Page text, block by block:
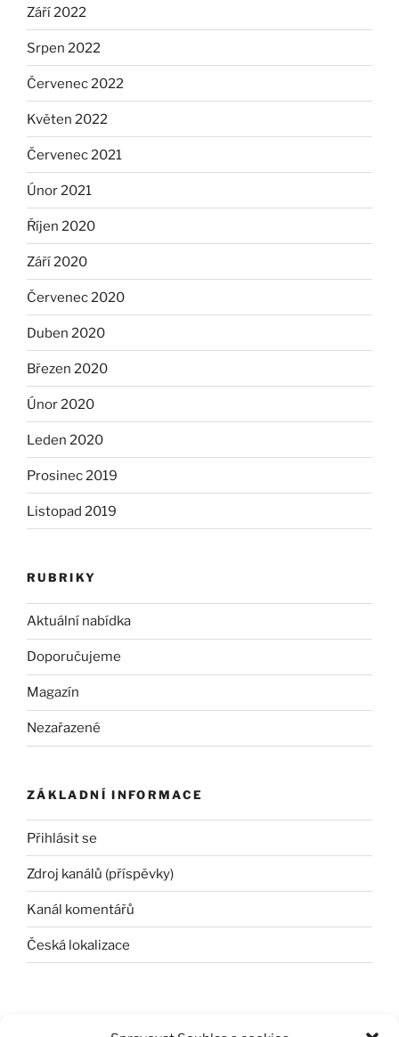
Září 2022
Srpen 2022
Červenec 2022
Květen 2022
Červenec 2021
Únor 2021
Říjen 2020
Září 2020
Červenec 2020
Duben 2020
Březen 2020
Únor 2020
Leden 2020
Prosinec 2019
Listopad 2019
RUBRIKY
Aktuální nabídka
Doporučujeme
Magazín
Nezařazené
ZÁKLADNÍ INFORMACE
Přihlásit se
Zdroj kanálů (příspěvky)
Kanál komentářů
Česká lokalizace